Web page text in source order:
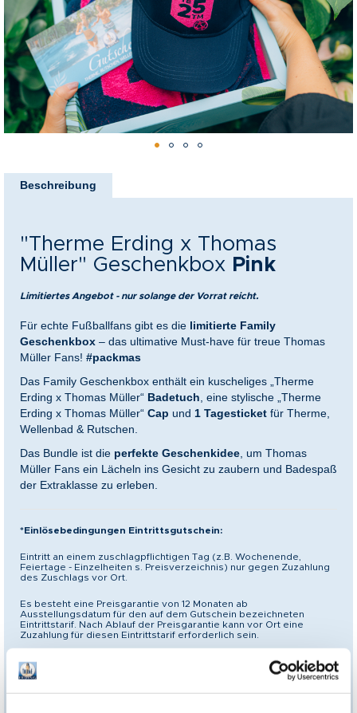
springen
Anfang
Beschreibung
"Therme Erding x Thomas
Müller" Geschenkbox Pink
Limitiertes Angebot - nur solange der Vorrat reicht.
Für echte Fußballfans gibt es die limitierte Family
Geschenkbox – das ultimative Must-have für treue Thomas
Müller Fans! #packmas
Das Family Geschenkbox enthält ein kuscheliges „Therme
Erding x Thomas Müller“ Badetuch, eine stylische „Therme
Erding x Thomas Müller“ Cap und 1 Tagesticket für Therme,
Wellenbad & Rutschen.
Das Bundle ist die perfekte Geschenkidee, um Thomas
Müller Fans ein Lächeln ins Gesicht zu zaubern und Badespaß
der Extraklasse zu erleben.
*Einlösebedingungen Eintrittsgutschein:
Eintritt an einem zuschlagpflichtigen Tag (z.B. Wochenende,
Feiertage - Einzelheiten s. Preisverzeichnis) nur gegen Zuzahlung
des Zuschlags vor Ort.
Es besteht eine Preisgarantie von 12 Monaten ab
Ausstellungsdatum für den auf dem Gutschein bezeichneten
Eintrittstarif. Nach Ablauf der Preisgarantie kann vor Ort eine
Zuzahlung für diesen Eintrittstarif erforderlich sein.
Mehrzweckgutschein
Dieser Gutschein kann statt für den aufgeführten Eintrittstarif auch
für andere Angebote der Gutscheinpartner bis zu dem
angegebenen EUR-Wert gemäß der zum Einlösezeitpunkt gültigen
für Paare
für Familien